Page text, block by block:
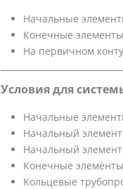
Начальные
Конечные
На первичном
Условия для
Начальные
Начальный
Начальный
Конечные
Кольцевые